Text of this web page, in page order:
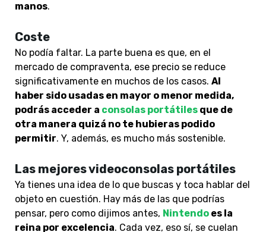
manos.
Coste
No podía faltar. La parte buena es que, en el
mercado de compraventa, ese precio se reduce
significativamente en muchos de los casos. Al
haber sido usadas en mayor o menor medida,
podrás acceder a consolas portátiles que de
otra manera quizá no te hubieras podido
permitir. Y, además, es mucho más sostenible.
Las mejores videoconsolas portátiles
Ya tienes una idea de lo que buscas y toca hablar del
objeto en cuestión. Hay más de las que podrías
pensar, pero como dijimos antes, Nintendo es la
reina por excelencia. Cada vez, eso sí, se cuelan